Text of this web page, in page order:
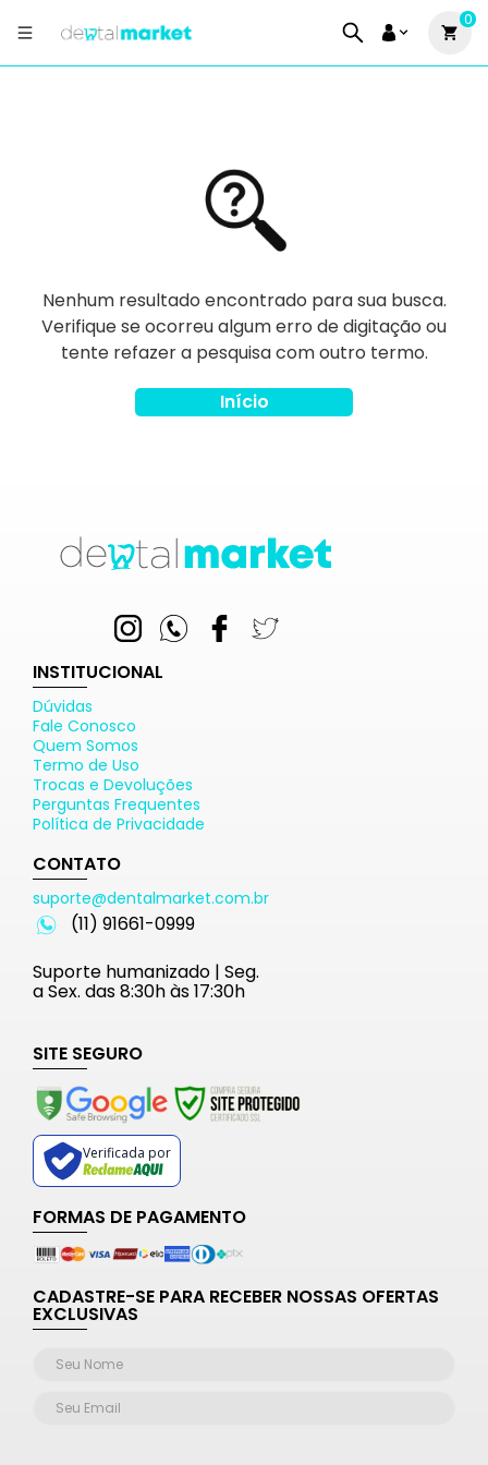
0
Nenhum resultado encontrado para sua busca.
Verifique se ocorreu algum erro de digitação ou
tente refazer a pesquisa com outro termo.
Início
INSTITUCIONAL
Dúvidas
Fale Conosco
Quem Somos
Termo de Uso
Trocas e Devoluções
Perguntas Frequentes
Política de Privacidade
CONTATO
suporte@dentalmarket.com.br
(11) 91661-0999
Suporte humanizado | Seg.
a Sex. das 8:30h às 17:30h
SITE SEGURO
Verificada por
FORMAS DE PAGAMENTO
CADASTRE-SE PARA RECEBER NOSSAS OFERTAS
EXCLUSIVAS